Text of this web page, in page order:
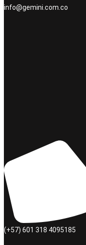
info@gemini.com.co
(+57) 601 318 4095185